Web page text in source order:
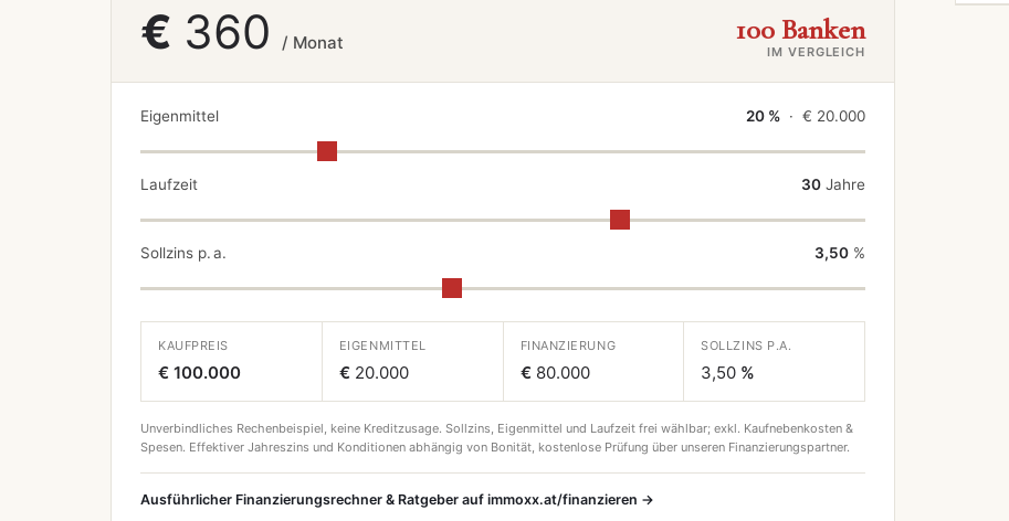
€ 360 / Monat 100 Banken
IM VERGLEICH
Eigenmittel 20 % · € 20.000
Laufzeit 30 Jahre
Sollzins p. a. 3,50 %
KAUFPREIS
€ 100.000
EIGENMITTEL
€ 20.000
FINANZIERUNG
€ 80.000
SOLLZINS P.A.
3,50 %
Unverbindliches Rechenbeispiel, keine Kreditzusage. Sollzins, Eigenmittel und Laufzeit frei wählbar; exkl. Kaufnebenkosten &
Spesen. Effektiver Jahreszins und Konditionen abhängig von Bonität, kostenlose Prüfung über unseren Finanzierungspartner.
Ausführlicher Finanzierungsrechner & Ratgeber auf immoxx.at/finanzieren →